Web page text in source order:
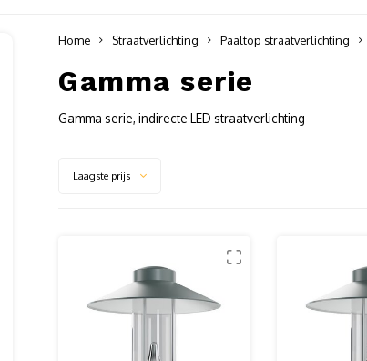
Home Straatverlichting Paaltop straatverlichting
Gamma serie
Gamma serie, indirecte LED straatverlichting
Laagste prijs